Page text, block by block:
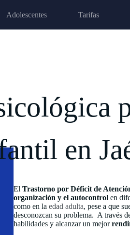
Adolescentes Tarifas
en
El Trastorno por Déficit de
organización y el autocontrolen
como en la edad adulta, pese a que
desconozcan su problema. A través
habilidades y alcanzar un mejor